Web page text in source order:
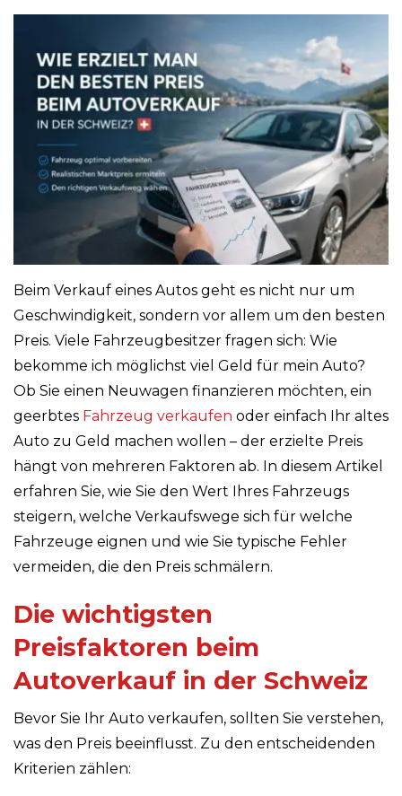
Beim Verkauf eines Autos geht es nicht nur um
Geschwindigkeit, sondern vor allem um den besten
Preis. Viele Fahrzeugbesitzer fragen sich: Wie
bekomme ich möglichst viel Geld für mein Auto?
Ob Sie einen Neuwagen finanzieren möchten, ein
geerbtes Fahrzeug verkaufen oder einfach Ihr altes
Auto zu Geld machen wollen – der erzielte Preis
hängt von mehreren Faktoren ab. In diesem Artikel
erfahren Sie, wie Sie den Wert Ihres Fahrzeugs
steigern, welche Verkaufswege sich für welche
Fahrzeuge eignen und wie Sie typische Fehler
vermeiden, die den Preis schmälern.
Die wichtigsten
Preisfaktoren beim
Autoverkauf in der Schweiz
Bevor Sie Ihr Auto verkaufen, sollten Sie verstehen,
was den Preis beeinflusst. Zu den entscheidenden
Kriterien zählen: